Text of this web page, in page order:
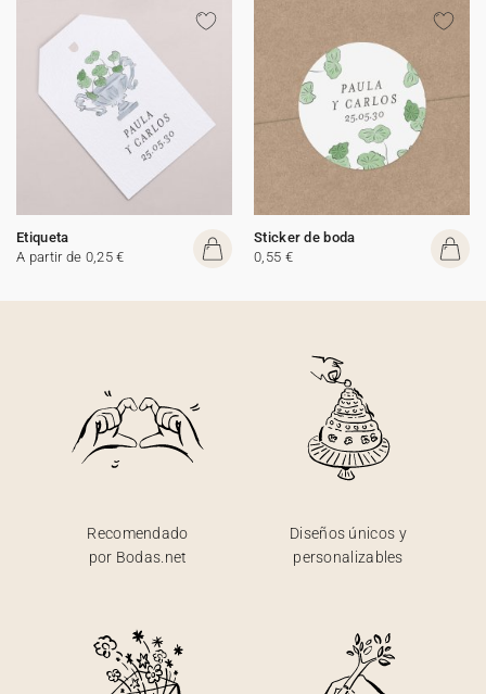
Etiqueta
A partir de 0,25 €
Sticker de boda
0,55 €
Recomendado
por Bodas.net
Diseños únicos y
personalizables